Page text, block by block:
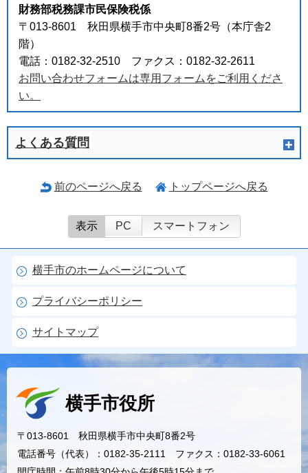
財務部税務課市民保険税係
〒013-8601 秋田県横手市中央町8番2号（本庁舎2
階）
電話：0182-32-2510 ファクス：0182-32-2611
お問い合わせフォームは専用フォームをご利用くださ
い。
よくある質問
前のページへ戻る トップページへ戻る
表示 PC スマートフォン
横手市のホームページについて
プライバシーポリシー
サイトマップ
横手市役所
〒013-8601 秋田県横手市中央町8番2号
電話番号（代表）：0182-35-2111 ファクス：0182-33-6061